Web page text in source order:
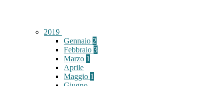
2019
Gennaio 2
Febbraio 3
Marzo 1
Aprile
Maggio 1